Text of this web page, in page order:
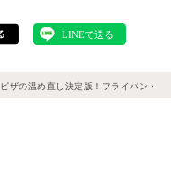
ピザの温め直し決定版！フライパン・